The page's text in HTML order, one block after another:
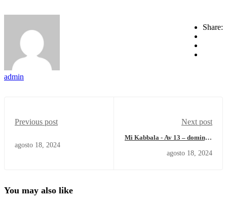
Share:
admin
Previous post
agosto 18, 2024
Next post
Mi Kabbala - Av 13 – domingo
agosto 18, 2024
You may also like